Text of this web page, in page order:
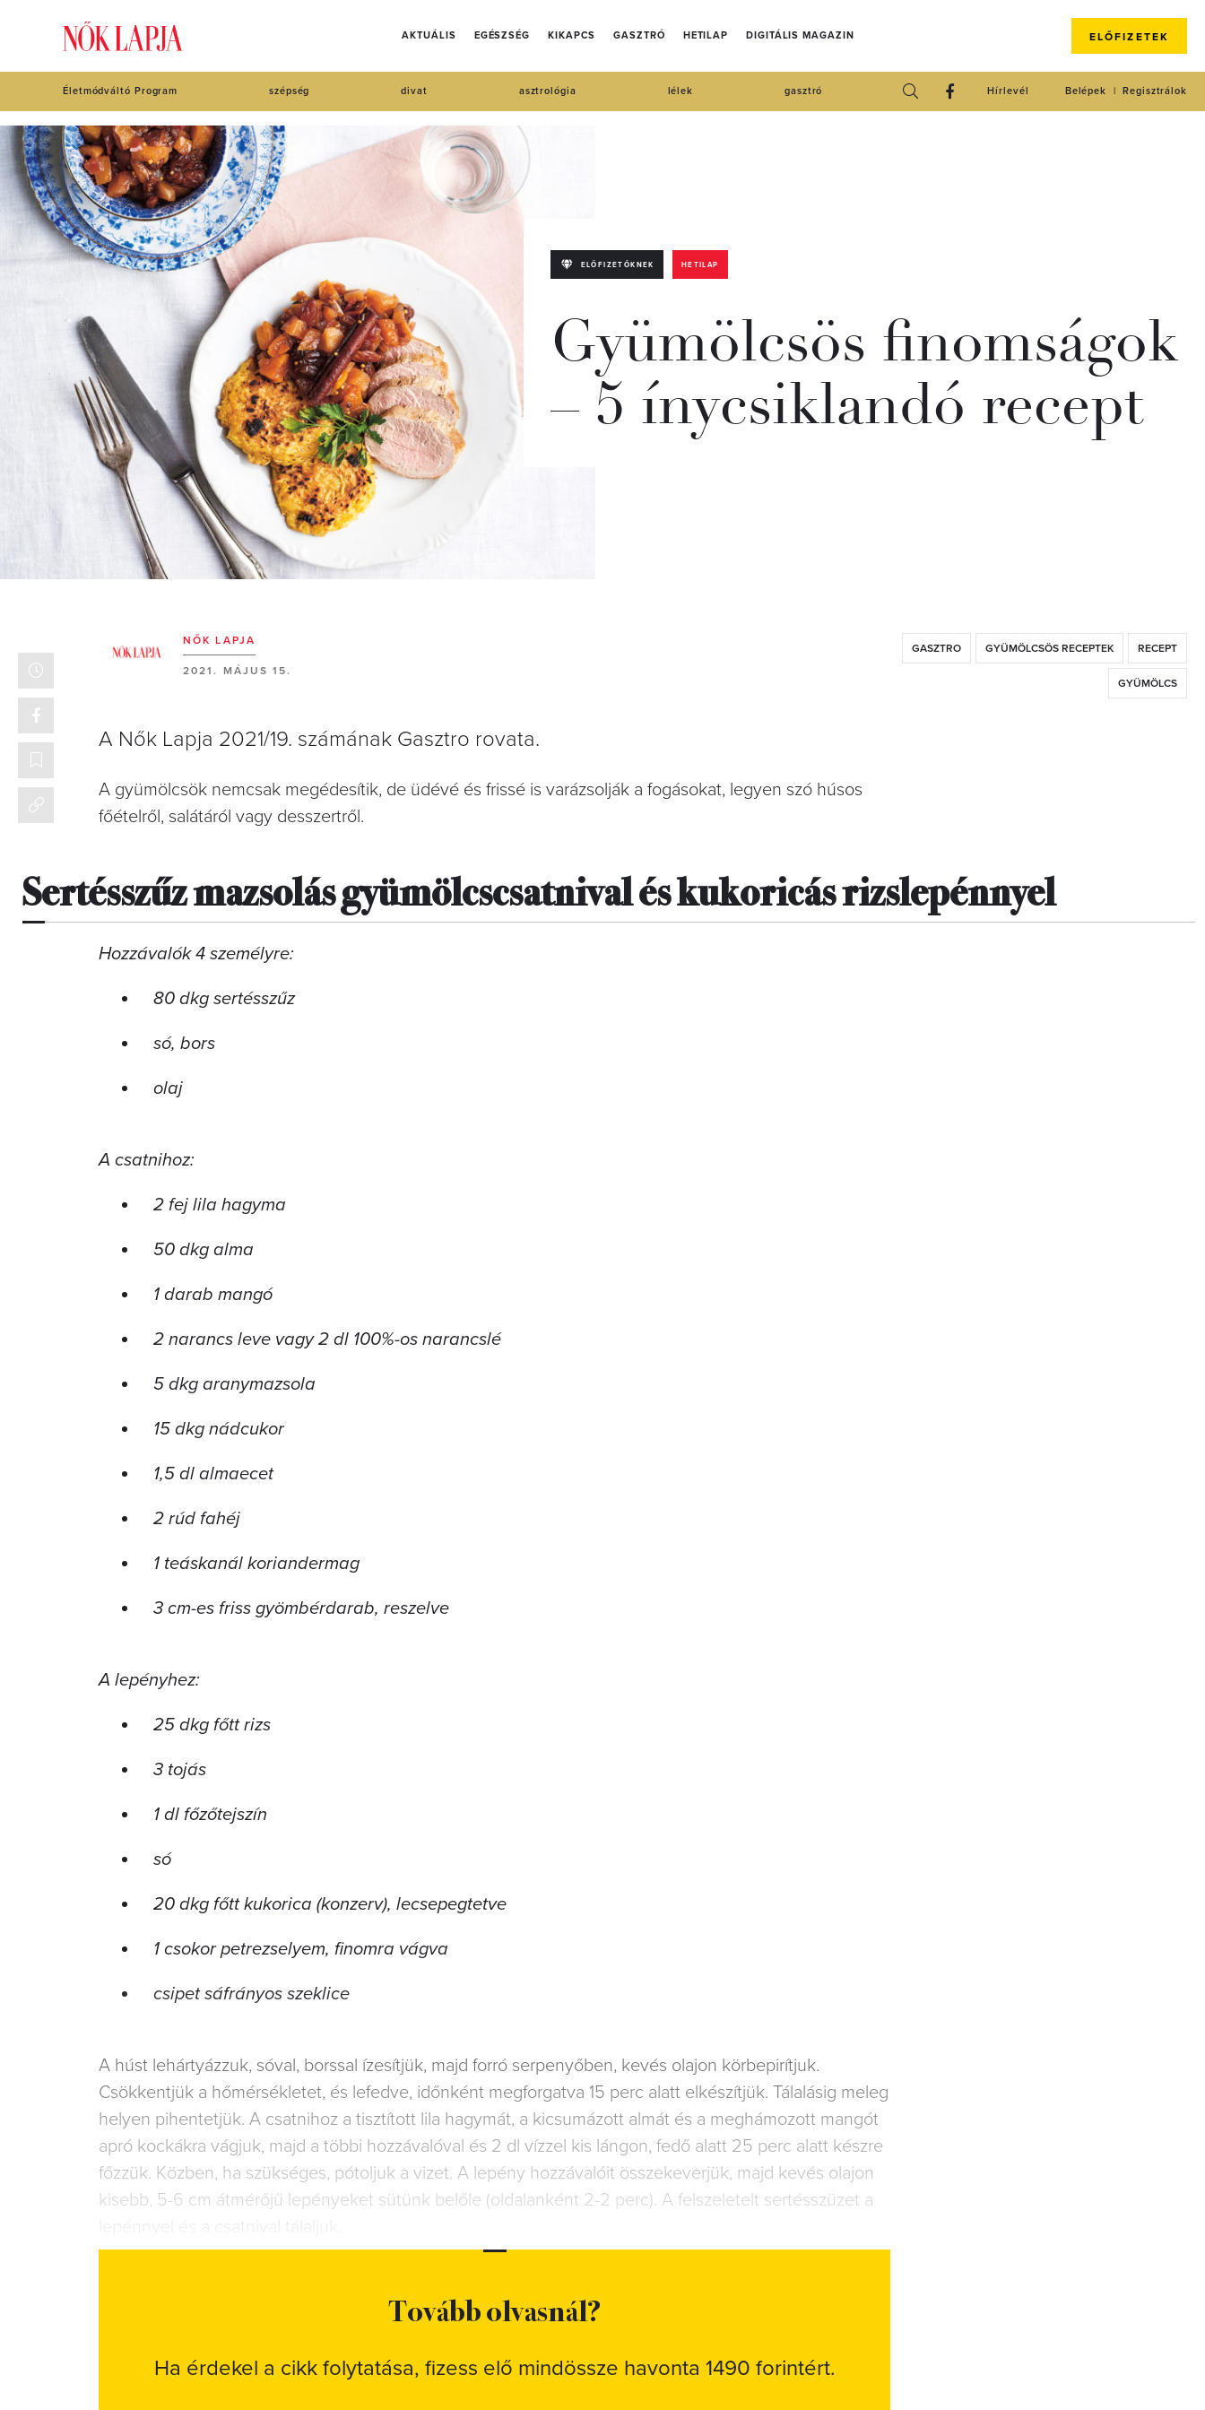
AKTUÁLIS EGÉSZSÉG KIKAPCS GASZTRÓ HETILAP DIGITÁLIS MAGAZIN ELŐFIZETEK
Életmódváltó Program szépség divat asztrológia lélek gasztró Regisztrálok
Belépek
Hírlevél
ELŐFIZETŐKNEK HETILAP
Gyümölcsös finomságok
– 5 ínycsiklandó recept
NŐK LAPJA
2021. MÁJUS 15.
GASZTRO GYÜMÖLCSÖS RECEPTEK RECEPT
GYÜMÖLCS
A Nők Lapja 2021/19. számának Gasztro rovata.
A gyümölcsök nemcsak megédesítik, de üdévé és frissé is varázsolják a fogásokat, legyen szó húsos
főételről, salátáról vagy desszertről.
Sertésszűz mazsolás gyümölcscsatnivalés kukoricás rizslepénnyel
Hozzávalók 4 személyre:
80 dkg sertésszűz
só, bors
olaj
A csatnihoz:
2 fej lila hagyma
50 dkg alma
1 darab mangó
2 narancs leve vagy 2 dl 100%-os narancslé
5 dkg aranymazsola
15 dkg nádcukor
1,5 dl almaecet
2 rúd fahéj
1 teáskanál koriandermag
3 cm-es friss gyömbérdarab, reszelve
A lepényhez:
25 dkg főtt rizs
3 tojás
1 dl főzőtejszín
só
20 dkg főtt kukorica (konzerv), lecsepegtetve
1 csokor petrezselyem, finomra vágva
csipet sáfrányos szeklice
A húst lehártyázzuk, sóval, borssal ízesítjük, majd forró serpenyőben, kevés olajon körbepirítjuk.
Csökkentjük a hőmérsékletet, és lefedve, időnként megforgatva 15 perc alatt elkészítjük. Tálalásig meleg
helyen pihentetjük. A csatnihoz a tisztított lila hagymát, a kicsumázott almát és a meghámozott mangót
apró kockákra vágjuk, majd a többi hozzávalóval és 2 dl vízzel kis lángon, fedő alatt 25 perc alatt készre
főzzük. Közben, ha szükséges, pótoljuk a vizet. A lepény hozzávalóit összekeverjük, majd kevés olajon
kisebb, 5-6 cm átmérőjű lepényeket sütünk belőle (oldalanként 2-2 perc). A felszeletelt sertésszüzet a
Tovább olvasnál?
Ha érdekel a cikk folytatása, fizess elő mindössze havonta 1490 forintért.